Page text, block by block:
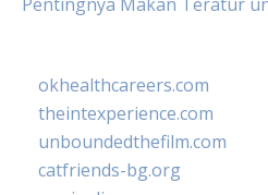
okhealthcareers.com
theintexperience.com
unboundedthefilm.com
catfriends-bg.org